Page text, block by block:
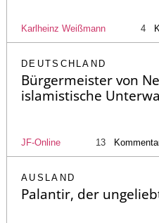
Karlheinz Weißmann 4
DEUTSCHLAND
Bürgermeister von
islamistische
JF-Online 13
AUSLAND
Palantir, der